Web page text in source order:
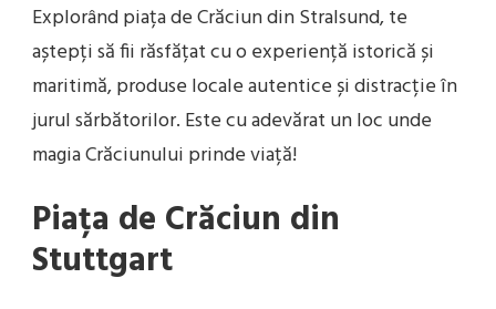
Explorând piața de Crăciun din Stralsund, te
aștepți să fii răsfățat cu o experiență istorică și
maritimă, produse locale autentice și distracție în
jurul sărbătorilor. Este cu adevărat un loc unde
magia Crăciunului prinde viață!
Piața de Crăciun din
Stuttgart